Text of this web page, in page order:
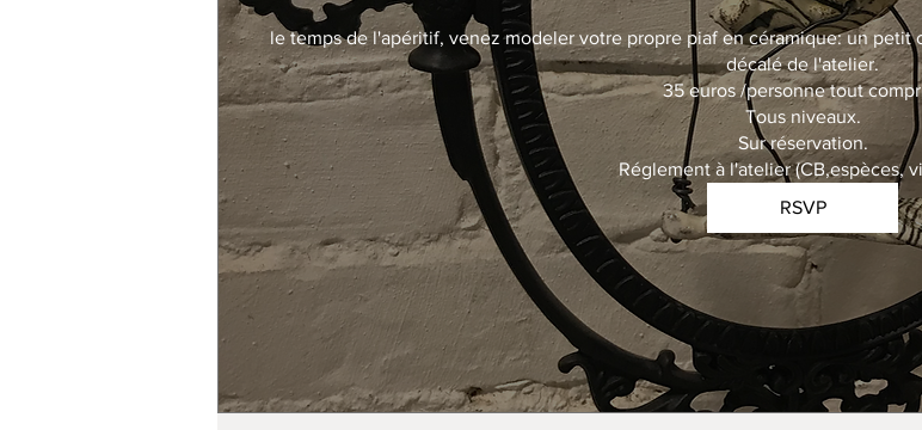
le temps de l'apéritif, venez modeler votre propre piaf en céramique: un
décalé de l'atelier.
35 euros /personne tout
Tous niveaux.
Sur réservation.
Réglement à l'atelier (CB,espèces,
RSVP